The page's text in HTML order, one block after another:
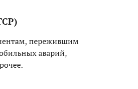
пережившим
аварий,